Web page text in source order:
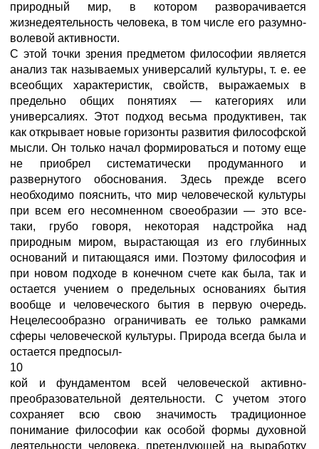
природный мир, в котором разворачивается
жизнедеятельность человека, в том числе его разумно-
волевой активности.
С этой точки зрения предметом философии является
анализ так называемых универсалий культуры, т. е. ее
всеобщих характеристик, свойств, выражаемых в
предельно общих понятиях — категориях или
универсалиях. Этот подход весьма продуктивен, так
как открывает новые горизонты развития философской
мысли. Он только начал формироваться и потому еще
не приобрел систематически продуманного и
развернутого обоснования. Здесь прежде всего
необходимо пояснить, что мир человеческой культуры
при всем его несомненном своеобразии — это все-
таки, грубо говоря, некоторая надстройка над
природным миром, вырастающая из его глубинных
оснований и питающаяся ими. Поэтому философия и
при новом подходе в конечном счете как была, так и
остается учением о предельных основаниях бытия
вообще и человеческого бытия в первую очередь.
Нецелесообразно ограничивать ее только рамками
сферы человеческой культуры. Природа всегда была и
остается предпосыл-
10
кой и фундаментом всей человеческой активно-
преобразовательной деятельности. С учетом этого
сохраняет всю свою значимость традиционное
понимание философии как особой формы духовной
деятельности человека, претендующей на выработку